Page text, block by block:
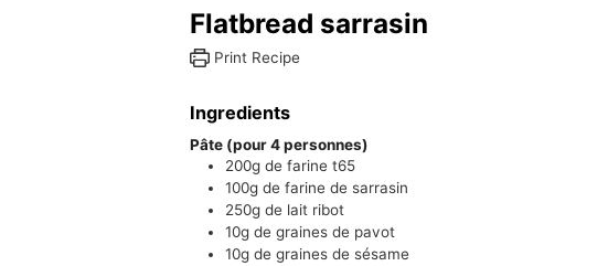
Flatbread sarrasin
Print Recipe
Ingredients
Pâte (pour 4 personnes)
200g de farine t65
100g de farine de sarrasin
250g de lait ribot
10g de graines de pavot
10g de graines de sésame